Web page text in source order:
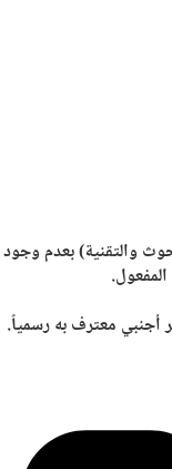
والتقنية) بعدم
المفعول.
أجنبي معترف به رسمياً.